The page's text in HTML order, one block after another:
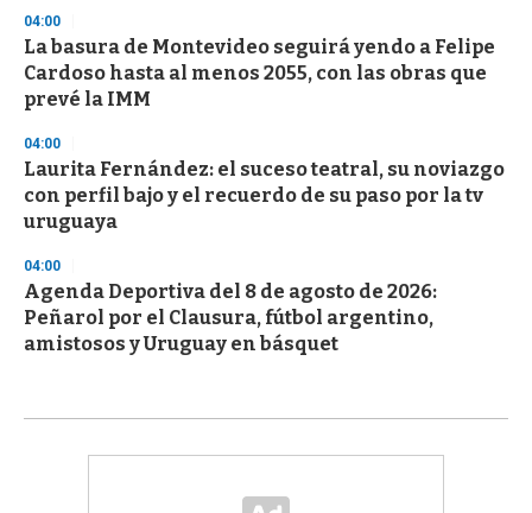
04:00
La basura de Montevideo seguirá yendo a Felipe
Cardoso hasta al menos 2055, con las obras que
prevé la IMM
04:00
Laurita Fernández: el suceso teatral, su noviazgo
con perfil bajo y el recuerdo de su paso por la tv
uruguaya
04:00
Agenda Deportiva del 8 de agosto de 2026:
Peñarol por el Clausura, fútbol argentino,
amistosos y Uruguay en básquet